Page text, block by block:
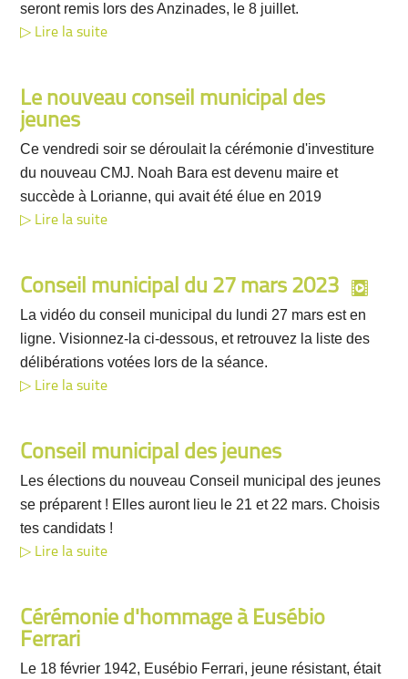
seront remis lors des Anzinades, le 8 juillet.
Lire la suite
Le nouveau conseil municipal des
jeunes
Ce vendredi soir se déroulait la cérémonie d'investiture
du nouveau CMJ. Noah Bara est devenu maire et
succède à Lorianne, qui avait été élue en 2019
Lire la suite
Conseil municipal du 27 mars 2023
La vidéo du conseil municipal du lundi 27 mars est en
ligne. Visionnez-la ci-dessous, et retrouvez la liste des
délibérations votées lors de la séance.
Lire la suite
Conseil municipal des jeunes
Les élections du nouveau Conseil municipal des jeunes
se préparent ! Elles auront lieu le 21 et 22 mars. Choisis
tes candidats !
Lire la suite
Cérémonie d'hommage à Eusébio
Ferrari
Le 18 février 1942, Eusébio Ferrari, jeune résistant, était